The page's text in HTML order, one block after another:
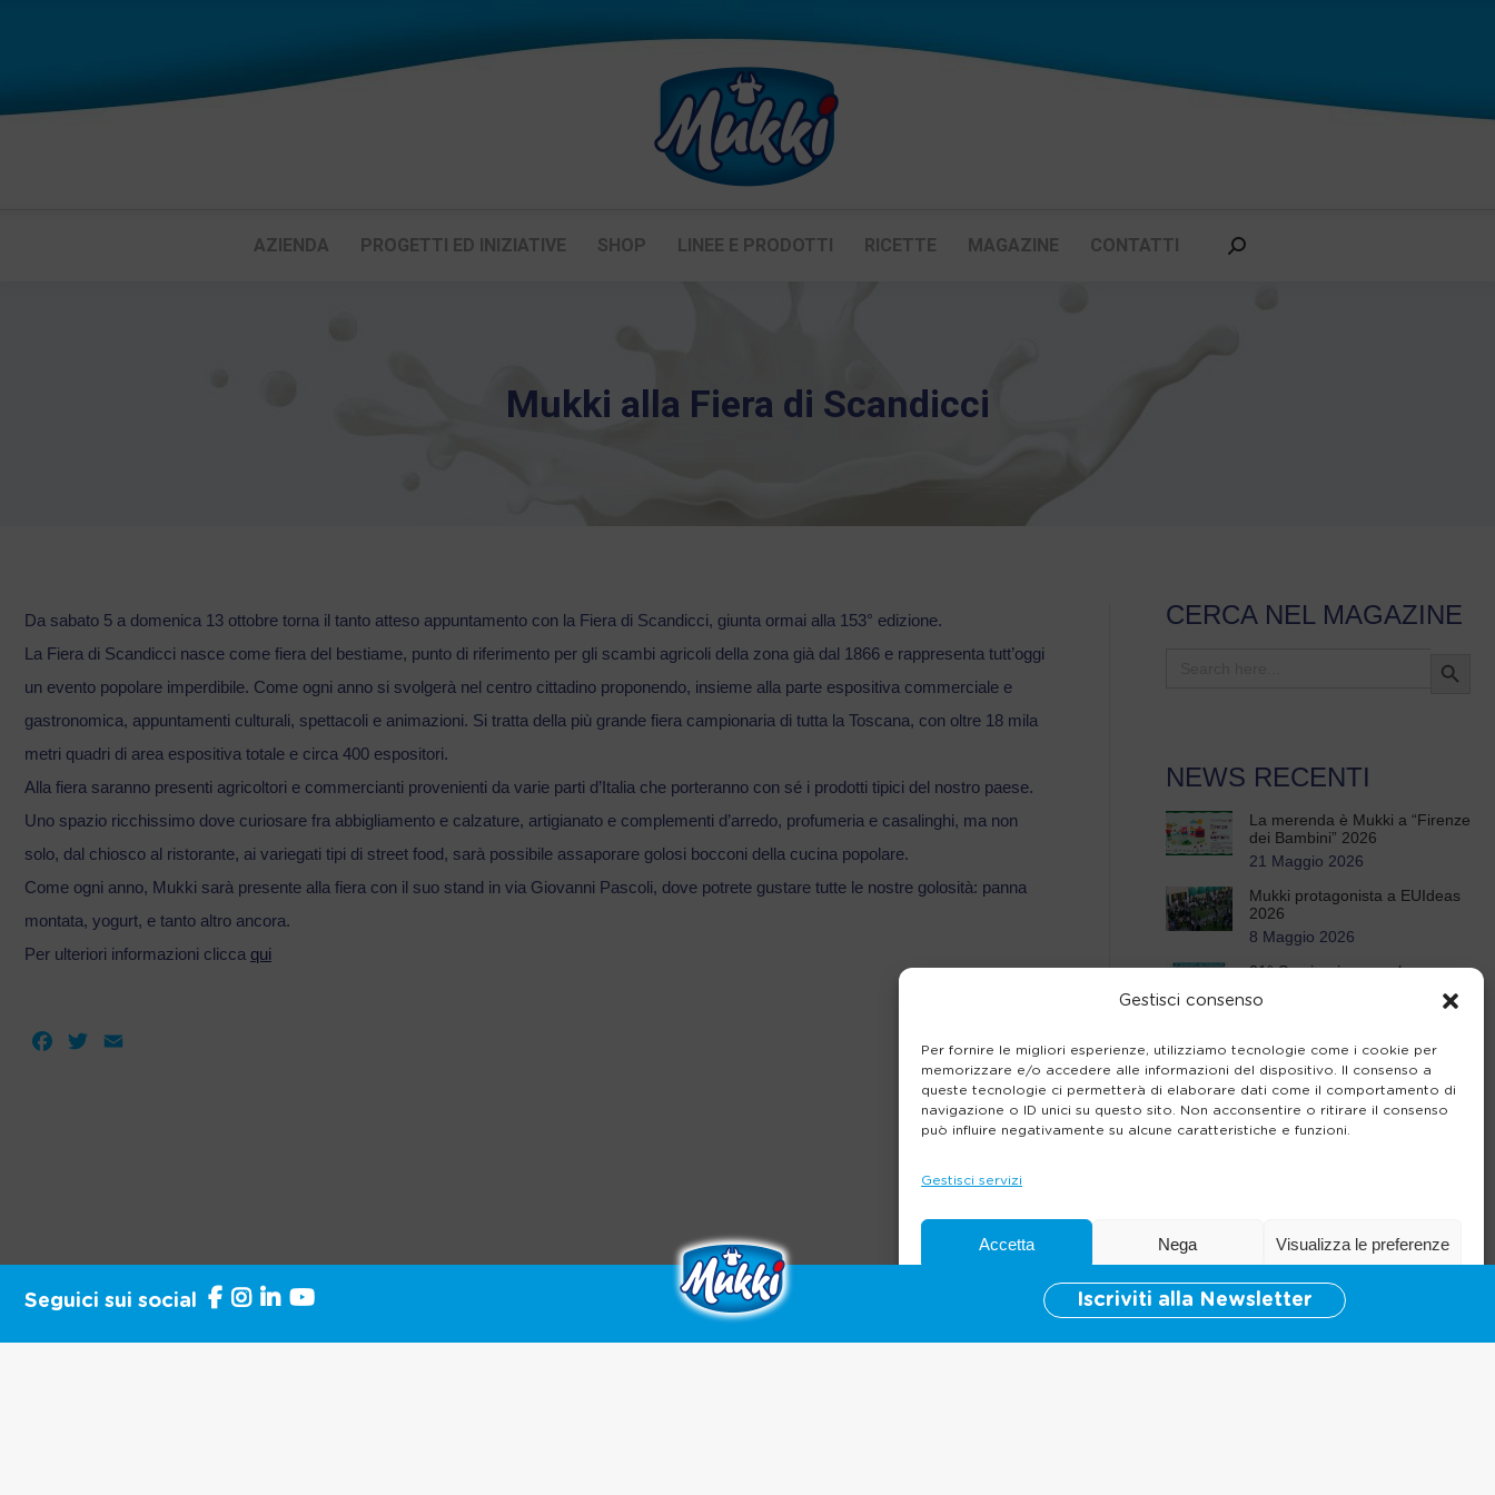
Gestisci consenso
Per fornire le migliori esperienze, utilizziamo tecnologie come i cookie per
memorizzare e/o accedere alle informazioni del dispositivo. Il consenso a
queste tecnologie ci permetterà di elaborare dati come il comportamento di
navigazione o ID unici su questo sito. Non acconsentire o ritirare il consenso
può influire negativamente su alcune caratteristiche e funzioni.
Gestisci servizi
Accetta Nega Visualizza le preferenze
Cookie Policy Informativa sulla Privacy
AZIENDA PROGETTI ED INIZIATIVE SHOP LINEE E PRODOTTI RICETTE MAGAZINE CONTATTI Cerca:
Mukki alla Fiera di Scandicci
Da sabato 5 a domenica 13 ottobre torna il tanto atteso appuntamento con la Fiera di Scandicci, giunta ormai alla 153° edizione.
La Fiera di Scandicci nasce come fiera del bestiame, punto di riferimento per gli scambi agricoli della zona già dal 1866 e rappresenta tutt’oggi
un evento popolare imperdibile. Come ogni anno si svolgerà nel centro cittadino proponendo, insieme alla parte espositiva commerciale e
gastronomica, appuntamenti culturali, spettacoli e animazioni. Si tratta della più grande fiera campionaria di tutta la Toscana, con oltre 18 mila
metri quadri di area espositiva totale e circa 400 espositori.
Alla fiera saranno presenti agricoltori e commercianti provenienti da varie parti d’Italia che porteranno con sé i prodotti tipici del nostro paese.
Uno spazio ricchissimo dove curiosare fra abbigliamento e calzature, artigianato e complementi d’arredo, profumeria e casalinghi, ma non
solo, dal chiosco al ristorante, ai variegati tipi di street food, sarà possibile assaporare golosi bocconi della cucina popolare.
Come ogni anno, Mukki sarà presente alla fiera con il suo stand in via Giovanni Pascoli, dove potrete gustare tutte le nostre golosità: panna
montata, yogurt, e tanto altro ancora.
Per ulteriori informazioni clicca qui
Facebook
Twitter
CERCA NEL MAGAZINE
NEWS RECENTI
La merenda è Mukki a “Firenze
dei Bambini” 2026
21 Maggio 2026
Mukki protagonista a EUIdeas
2026
8 Maggio 2026
21° Seminario annuale per
Mukki Day 2025: un mix di
tradizione e innovazione
3 Settembre 2025
Seguici sui social Iscriviti alla Newsletter